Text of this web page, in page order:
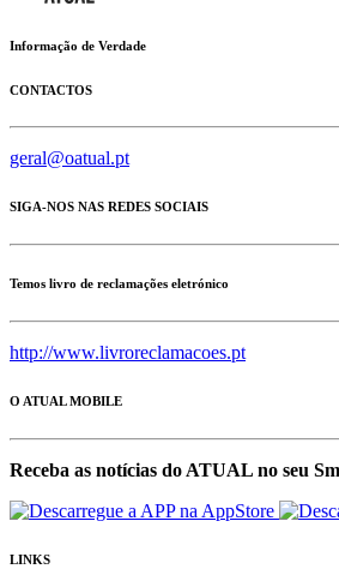
Informação de Verdade
CONTACTOS
geral@oatual.pt
SIGA-NOS NAS REDES SOCIAIS
Temos livro de reclamações eletrónico
http://www.livroreclamacoes.pt
O ATUAL MOBILE
Receba as notícias do ATUAL no seu
LINKS